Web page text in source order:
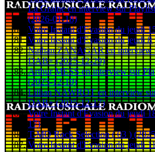
La Graine en interview sur
(2026-01-18)
Votre Instant d'Evasion du jeudi
Votre Instant d'Evasion du jeudi
Nathan ZANAGAR en interview
DAB+ (2025-12-29)
Arthur MESS en interview sur
(2025-12-19)
Lillian NAWROT en interview
DAB+ (2025-12-17)
Votre Instant d'Evasion du jeudi
17)
T-MO Rock Selection ( 03 )
Votre Instant d'Evasion du jeudi